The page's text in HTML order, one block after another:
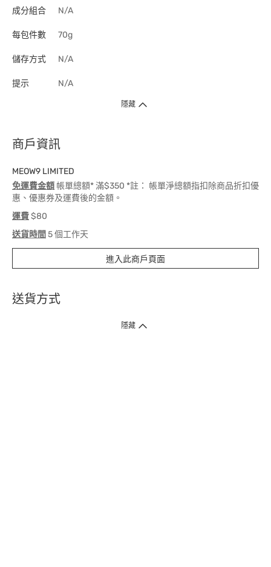
成分組合 N/A
每包件數 70g
儲存方式 N/A
提示 N/A
隱藏
商戶資訊
MEOW9 LIMITED
免運費金額 帳單總額* 滿$350 *註： 帳單淨總額指扣除商品折扣優
惠、優惠券及運費後的金額。
運費$80
送貨時間 5 個工作天
進入此商戶頁面
送貨方式
1. 送貨到府（受衛生署條例規管產品除外 ）
隱藏